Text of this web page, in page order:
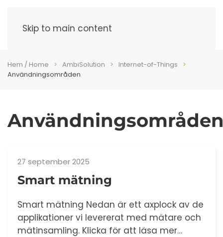
Skip to main content
Hem / Home AmbiSolution
Internet-of-Things
Användningsområden
27 september 2025
Smart mätning
Smart mätning Nedan är ett axplock av de
applikationer vi levererat med mätare och
mätinsamling. Klicka för att läsa mer…